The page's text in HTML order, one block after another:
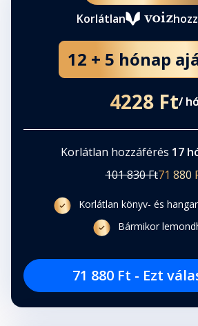
Korlátlan
12 + 5 hónap
4228 Ft/ hó
Korlátlan hozzáférés 17
101 830 Ft71 880
Korlátlan könyv- és
Bármikor
71 880 Ft - Ezt